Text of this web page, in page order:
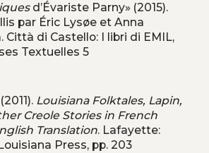
d’Évariste Parny» (2015).
par Éric Lysøe et Anna
Città di Castello: I libri di EMIL,
Textuelles 5
Louisiana Folktales, Lapin,
Creole Stories in French
Translation. Lafayette:
Press, pp. 203